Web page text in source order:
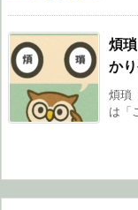
煩
か
煩瑣
は「